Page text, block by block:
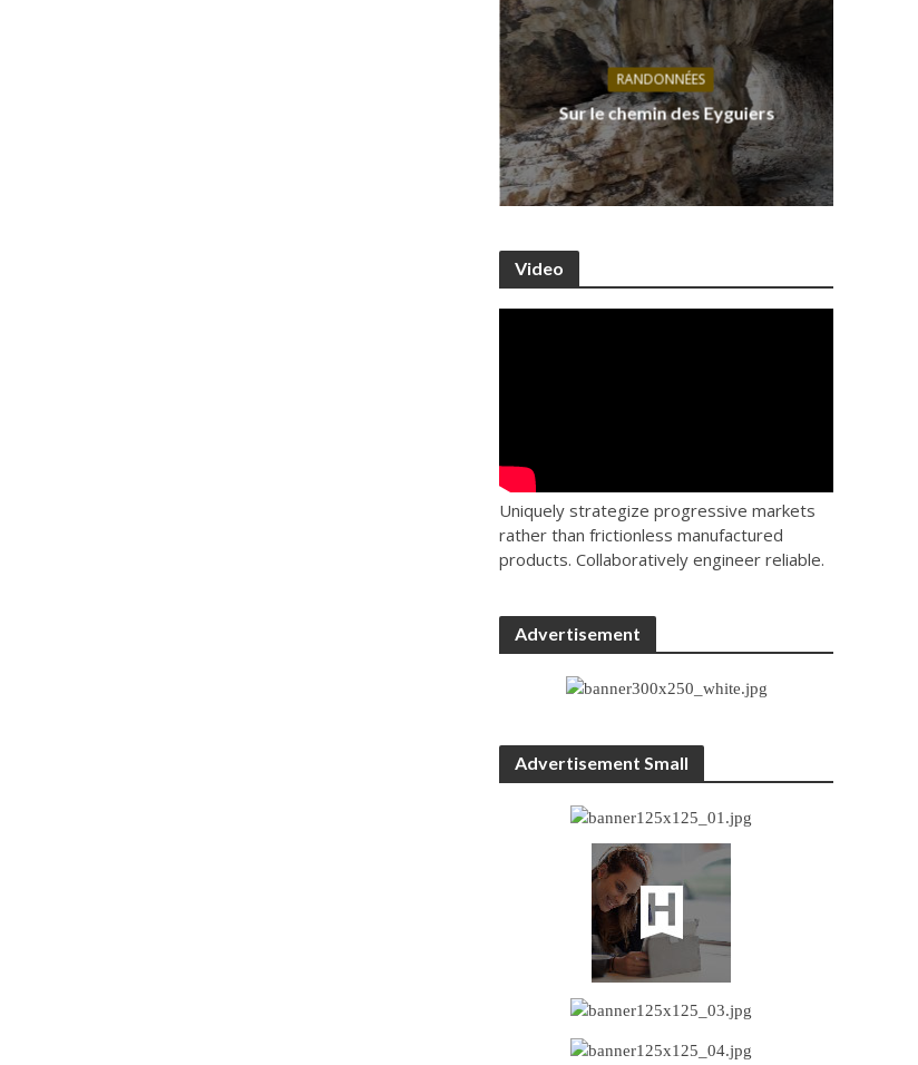
RANDONNÉES
Sur le chemin des Eyguiers
Video
Uniquely strategize progressive markets
rather than frictionless manufactured
products. Collaboratively engineer reliable.
Advertisement
Advertisement Small